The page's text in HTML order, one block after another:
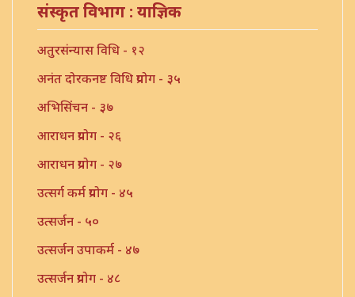
संस्कृत विभाग : याज्ञिक
अतुरसंन्यास विधि - १२
अनंत दोरकनष्ट विधि प्रयोग - ३५
अभिसिंचन - ३७
आराधन प्रयोग - २६
आराधन प्रयोग - २७
उत्सर्ग कर्म प्रयोग - ४५
उत्सर्जन - ५०
उत्सर्जन उपाकर्म - ४७
उत्सर्जन प्रयोग - ४८